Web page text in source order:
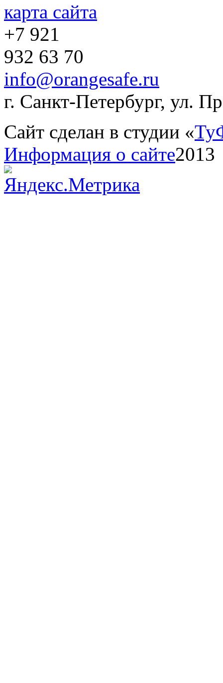
карта сайта
+7 921
932 63 70
info@orangesafe.ru
г. Санкт-Петербург, ул.
Сайт сделан в студии «
Информация о сайте2013